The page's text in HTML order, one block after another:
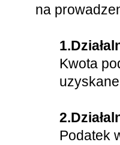
na
Kwota
Podatek